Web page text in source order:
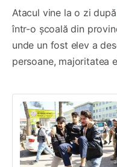
Atacul vine la o zi după
într-o școală din
unde un fost elev a
persoane, majoritatea